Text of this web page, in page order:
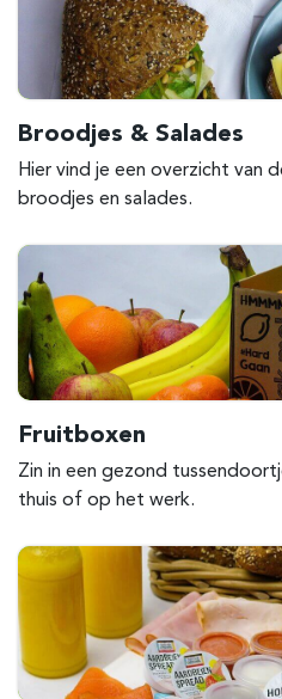
Broodjes & Salades
Hier vind je een overzicht van
broodjes en salades.
Fruitboxen
Zin in een gezond
thuis of op het werk.